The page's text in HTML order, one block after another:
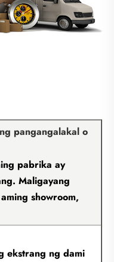
pangangalakal o
pabrika ay
Maligayang
showroom,
ekstrang ng dami